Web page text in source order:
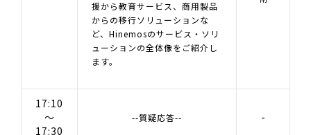
援から教育サービス、商用製品
からの移行ソリューションな
ど、Hinemosのサービス・ソリ
ューションの全体像をご紹介し
ます。
17:10
～
17:30
--質疑応答-- -